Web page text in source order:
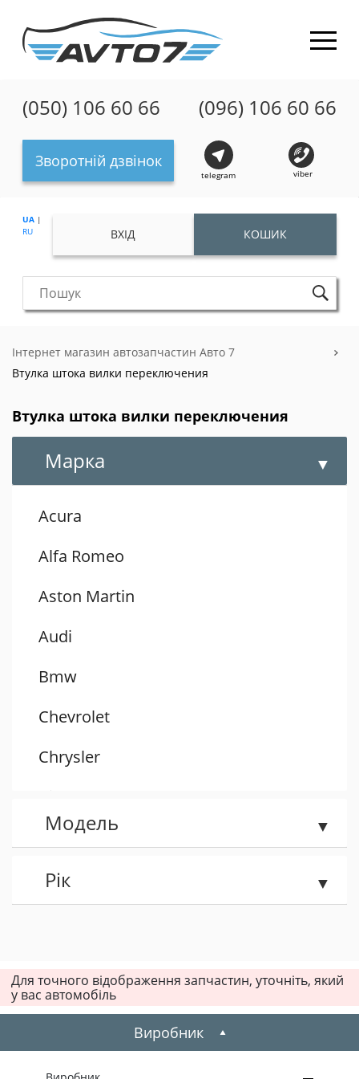
(050) 106 60 66 (096) 106 60 66
Зворотній дзвінок
telegram viber
UA |
RU
ВХІД КОШИК
Інтернет магазин автозапчастин Авто 7
Втулка штока вилки переключения
Втулка штока вилки переключения
Марка
Acura
Alfa Romeo
Aston Martin
Audi
Bmw
Chevrolet
Chrysler
Dacia
Daewoo
Ford
Модель
Рік
Для точного відображення запчастин, уточніть, який
у вас автомобіль
Виробник